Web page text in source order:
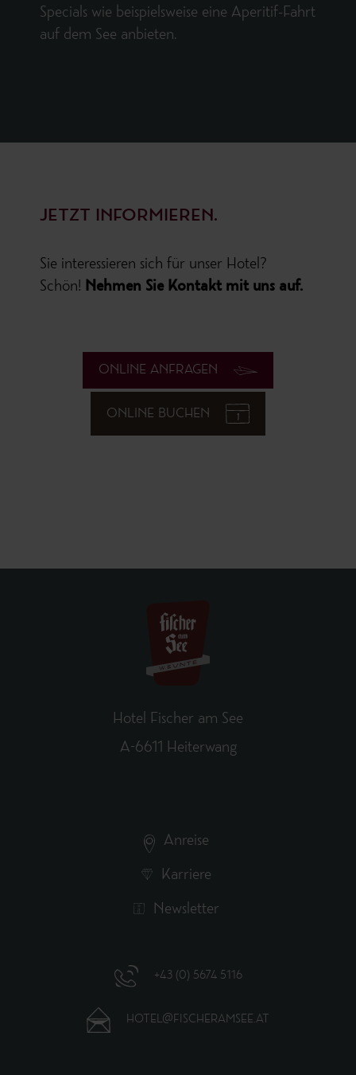
Specials wie beispielsweise eine Aperitif-Fahrt
auf dem See anbieten.
JETZT INFORMIEREN.
Sie interessieren sich für unser Hotel?
Schön! Nehmen Sie Kontakt mit uns auf.
ONLINE ANFRAGEN
ONLINE BUCHEN
Hotel Fischer am See
A-6611 Heiterwang
Anreise
Karriere
Newsletter
+43 (0) 5674 5116
HOTEL@FISCHERAMSEE.AT